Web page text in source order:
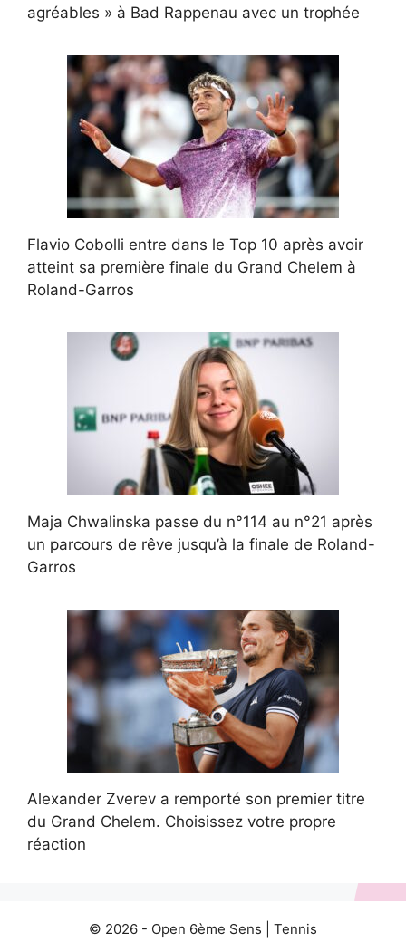
agréables » à Bad Rappenau avec un trophée
Flavio Cobolli entre dans le Top 10 après avoir
atteint sa première finale du Grand Chelem à
Roland-Garros
Maja Chwalinska passe du n°114 au n°21 après
un parcours de rêve jusqu’à la finale de Roland-
Garros
Alexander Zverev a remporté son premier titre
du Grand Chelem. Choisissez votre propre
réaction
© 2026 - Open 6ème Sens Tennis